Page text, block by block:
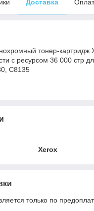
Доставка
тонер-картридж
с ресурсом 36 000 стр
C8135
Xerox
только по